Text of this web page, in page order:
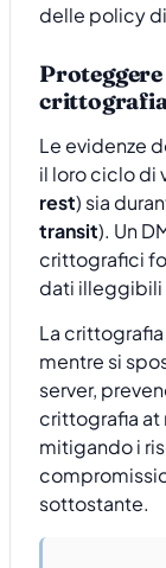
delle policy
Le evidenze
il loro ciclo di
rest) sia
transit). Un
crittografici
dati illeggibili
La
mentre si
server,
crittografia at
mitigando i
sottostante.